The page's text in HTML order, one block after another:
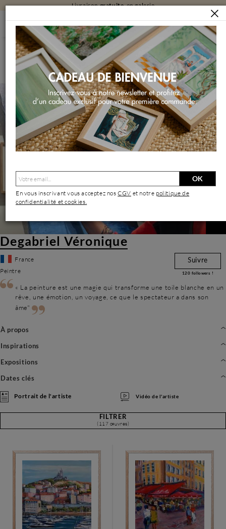
Livraisongratuiteen galerie
ARTISTES DEGABRIEL VÉRONIQUE
Degabriel Véronique | Artiste Contemporain : Oeuvres &
Biographie
Degabriel Véronique
France
Peintre
Suivre
120 followers !
« La peinture est une magie qui transforme une toile blanche en un
rêve, une émotion, un voyage, ce que le spectateur a dans son
âme"
À propos
Inspirations
Expositions
Dates clés
Portrait de l'artiste Vidéo de l'artiste
FILTRER
(117 œuvres)
OK
En vous inscrivant vous acceptez nosCGV et notre politique de
confidentialité et cookies.